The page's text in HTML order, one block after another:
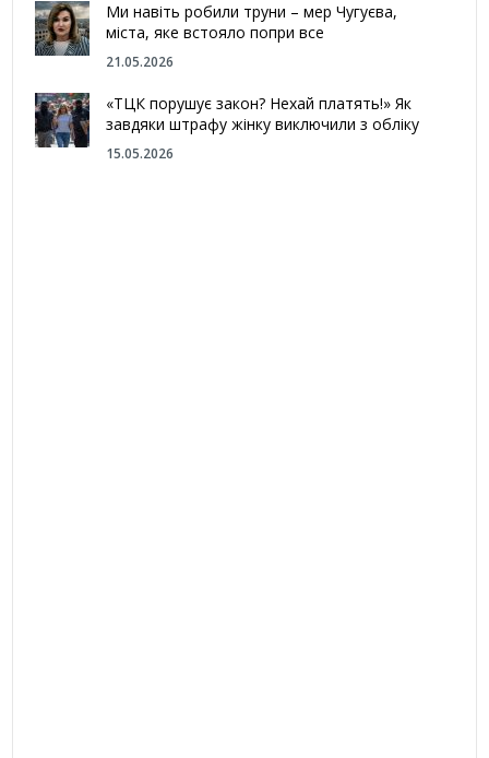
Ми навіть робили труни – мер Чугуєва,
міста, яке встояло попри все
21.05.2026
«ТЦК порушує закон? Нехай платять!» Як
завдяки штрафу жінку виключили з обліку
15.05.2026